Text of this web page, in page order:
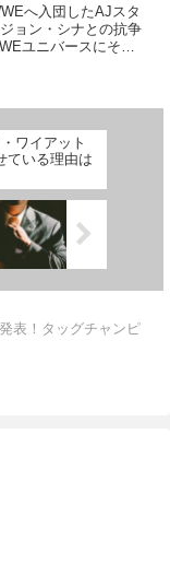
な、今すぐや
へ入団したAJスタ
ョン・シナとの抗争
ユニバースにその
もので、世...
ワイアット
ている理由は
表！タッグチャンピ